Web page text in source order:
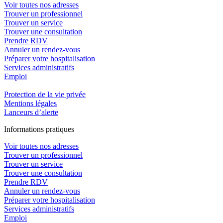
Voir toutes nos adresses
Trouver un professionnel
Trouver un service
Trouver une consultation
Prendre RDV
Annuler un rendez-vous
Préparer votre hospitalisation
Services administratifs
Emploi​
Protection de la vie privée
Mentions légales
Lanceurs d’alerte
Informations pratiques
Voir toutes nos adresses
Trouver un professionnel
Trouver un service
Trouver une consultation
Prendre RDV
Annuler un rendez-vous
Préparer votre hospitalisation
Services administratifs
Emploi​